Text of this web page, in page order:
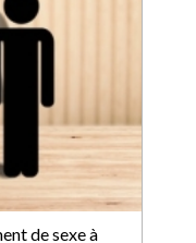
de sexe à